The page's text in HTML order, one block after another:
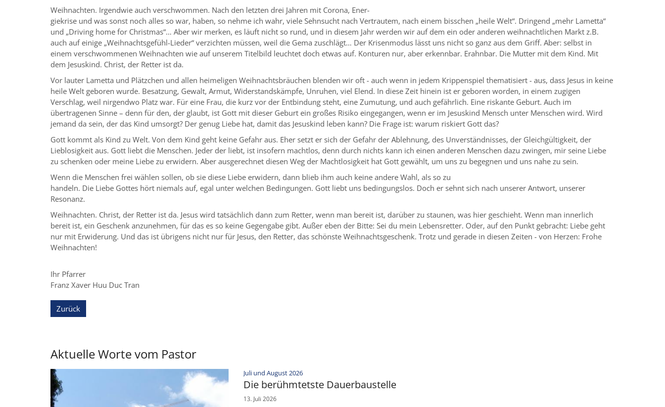
Weihnachten. Irgendwie auch verschwommen. Nach den letzten drei Jahren mit Corona, Ener-
giekrise und was sonst noch alles so war, haben, so nehme ich wahr, viele Sehnsucht nach Vertrautem, nach einem bisschen „heile Welt“. Dringend „mehr Lametta“
und „Driving home for Christmas“… Aber wir merken, es läuft nicht so rund, und in diesem Jahr werden wir auf dem ein oder anderen weihnachtlichen Markt z.B.
auch auf einige „Weihnachtsgefühl-Lieder“ verzichten müssen, weil die Gema zuschlägt… Der Krisenmodus lässt uns nicht so ganz aus dem Griff. Aber: selbst in
einem verschwommenen Weihnachten wie auf unserem Titelbild leuchtet doch etwas auf. Konturen nur, aber erkennbar. Erahnbar. Die Mutter mit dem Kind. Mit
dem Jesuskind. Christ, der Retter ist da.
Vor lauter Lametta und Plätzchen und allen heimeligen Weihnachtsbräuchen blenden wir oft - auch wenn in jedem Krippenspiel thematisiert - aus, dass Jesus in keine
heile Welt geboren wurde. Besatzung, Gewalt, Armut, Widerstandskämpfe, Unruhen, viel Elend. In diese Zeit hinein ist er geboren worden, in einem zugigen
Verschlag, weil nirgendwo Platz war. Für eine Frau, die kurz vor der Entbindung steht, eine Zumutung, und auch gefährlich. Eine riskante Geburt. Auch im
übertragenen Sinne – denn für den, der glaubt, ist Gott mit dieser Geburt ein großes Risiko eingegangen, wenn er im Jesuskind Mensch unter Menschen wird. Wird
jemand da sein, der das Kind umsorgt? Der genug Liebe hat, damit das Jesuskind leben kann? Die Frage ist: warum riskiert Gott das?
Gott kommt als Kind zu Welt. Von dem Kind geht keine Gefahr aus. Eher setzt er sich der Gefahr der Ablehnung, des Unverständnisses, der Gleichgültigkeit, der
Lieblosigkeit aus. Gott liebt die Menschen. Jeder der liebt, ist insofern machtlos, denn durch nichts kann ich einen anderen Menschen dazu zwingen, mir seine Liebe
zu schenken oder meine Liebe zu erwidern. Aber ausgerechnet diesen Weg der Machtlosigkeit hat Gott gewählt, um uns zu begegnen und uns nahe zu sein.
Wenn die Menschen frei wählen sollen, ob sie diese Liebe erwidern, dann blieb ihm auch keine andere Wahl, als so zu
handeln. Die Liebe Gottes hört niemals auf, egal unter welchen Bedingungen. Gott liebt uns bedingungslos. Doch er sehnt sich nach unserer Antwort, unserer
Resonanz.
Weihnachten. Christ, der Retter ist da. Jesus wird tatsächlich dann zum Retter, wenn man bereit ist, darüber zu staunen, was hier geschieht. Wenn man innerlich
bereit ist, ein Geschenk anzunehmen, für das es so keine Gegengabe gibt. Außer eben der Bitte: Sei du mein Lebensretter. Oder, auf den Punkt gebracht: Liebe geht
nur mit Erwiderung. Und das ist übrigens nicht nur für Jesus, den Retter, das schönste Weihnachtsgeschenk. Trotz und gerade in diesen Zeiten - von Herzen: Frohe
Weihnachten!
Ihr Pfarrer
Franz Xaver Huu Duc Tran
Zurück
Aktuelle Worte vom Pastor
Juli und August 2026:
Die berühmtetste Dauerbaustelle
13. Juli 2026